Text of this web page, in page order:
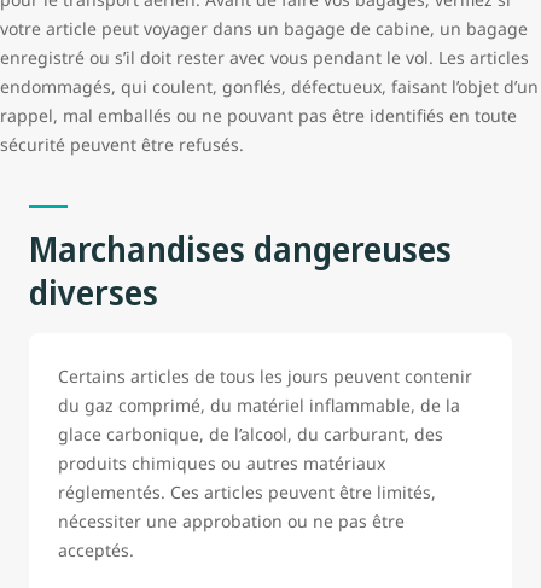
votre article peut voyager dans un bagage de cabine, un bagage
enregistré ou s’il doit rester avec vous pendant le vol. Les articles
endommagés, qui coulent, gonflés, défectueux, faisant l’objet d’un
rappel, mal emballés ou ne pouvant pas être identifiés en toute
sécurité peuvent être refusés.
Marchandises dangereuses
diverses
Certains articles de tous les jours peuvent contenir
du gaz comprimé, du matériel inflammable, de la
glace carbonique, de l’alcool, du carburant, des
produits chimiques ou autres matériaux
réglementés. Ces articles peuvent être limités,
nécessiter une approbation ou ne pas être
acceptés.